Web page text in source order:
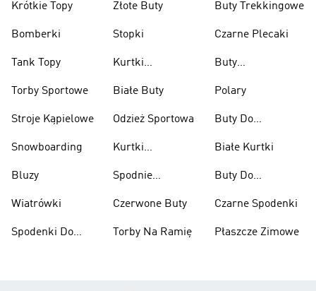
Krótkie Topy
Bomberki
Tank Topy
Torby Sportowe
Stroje Kąpielowe
Snowboarding
Bluzy
Wiatrówki
Spodenki Do
Złote Buty
Stopki
Kurtki
Białe Buty
Odzież Sportowa
Kurtki
Spodnie
Czerwone Buty
Torby Na Ramię
Buty Trekkingowe
Czarne Plecaki
Buty
Polary
Buty Do
Ciężarów
Białe Kurtki
Buty Do
Czarne Spodenki
Płaszcze Zimowe